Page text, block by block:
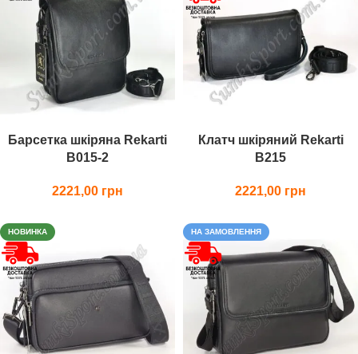
Барсетка шкіряна Rekarti
В015-2
2221,00
Клатч шкіряний Rekarti
В215
2221,00
НОВИНКА НА ЗАМОВЛЕННЯ